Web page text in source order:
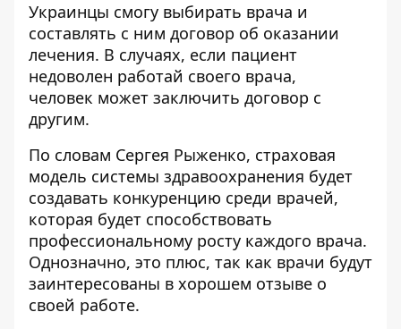
Украинцы смогу выбирать врача и
составлять с ним договор об оказании
лечения. В случаях, если пациент
недоволен работай своего врача,
человек может заключить договор с
другим.
По словам Сергея Рыженко, страховая
модель системы здравоохранения будет
создавать конкуренцию среди врачей,
которая будет способствовать
профессиональному росту каждого врача.
Однозначно, это плюс, так как врачи будут
заинтересованы в хорошем отзыве о
своей работе.